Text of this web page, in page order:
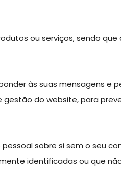
ou serviços, sendo
às suas mensagens e
do website, para
sobre si sem o seu
identificadas ou que